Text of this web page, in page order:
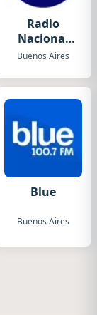
Radio
Nacional
Folklórica
Buenos Aires
Blue
Buenos Aires